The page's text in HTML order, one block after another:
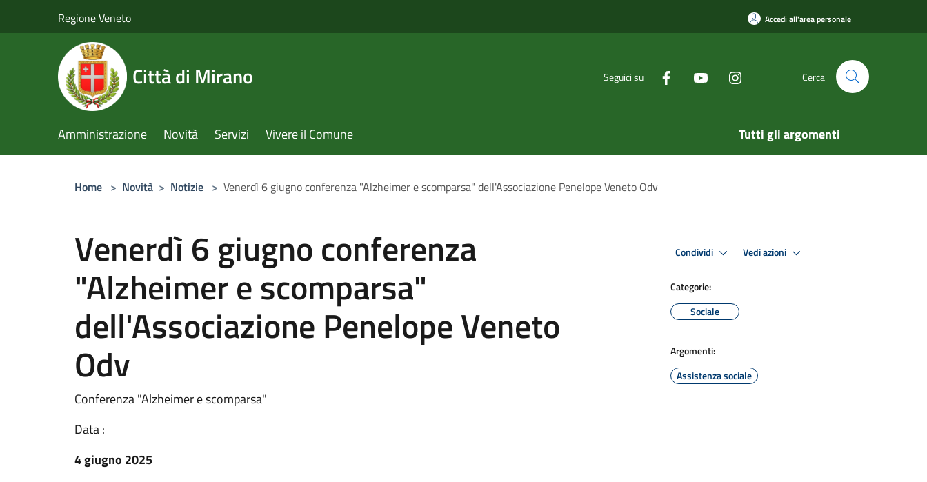
Regione Veneto Accedi all'area personale
Città di Mirano Seguici su Cerca
Amministrazione Novità Servizi Vivere il Comune Tutti gli argomenti
Home > Novità > Notizie > Venerdì 6 giugno conferenza "Alzheimer e scomparsa" dell'Associazione Penelope Veneto Odv
Venerdì 6 giugno conferenza
"Alzheimer e scomparsa"
dell'Associazione Penelope Veneto
Odv
Conferenza "Alzheimer e scomparsa"
Data :
4 giugno 2025
Condividi Vedi azioni
Categorie:
Sociale
Argomenti:
Assistenza sociale